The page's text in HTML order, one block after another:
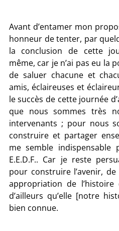
Avant d’entamer mon
honneur de tenter, par
la conclusion de cette
même, car je n’ai pas eu la
de saluer chacune et
amis, éclaireuses et
le succès de cette journée
que nous sommes très
intervenants ; pour nous
construire et partager
me semble indispensable
E.E.D.F.. Car je reste
pour construire l’avenir,
appropriation de
d’ailleurs qu’elle [notre
bien connue.